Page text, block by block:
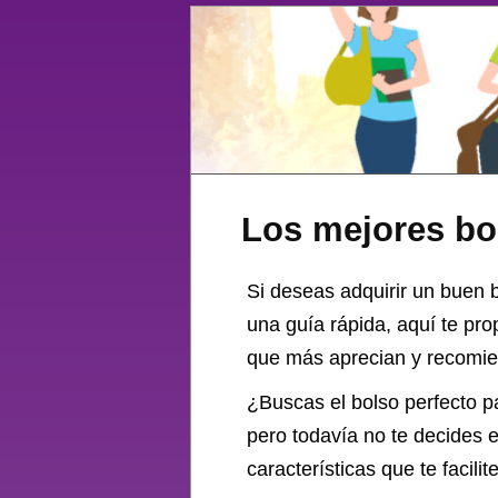
Los mejores
Si deseas adquirir un buen
una guía rápida, aquí te
que más aprecian y
¿Buscas el bolso perfecto
pero todavía no te decides
características que te